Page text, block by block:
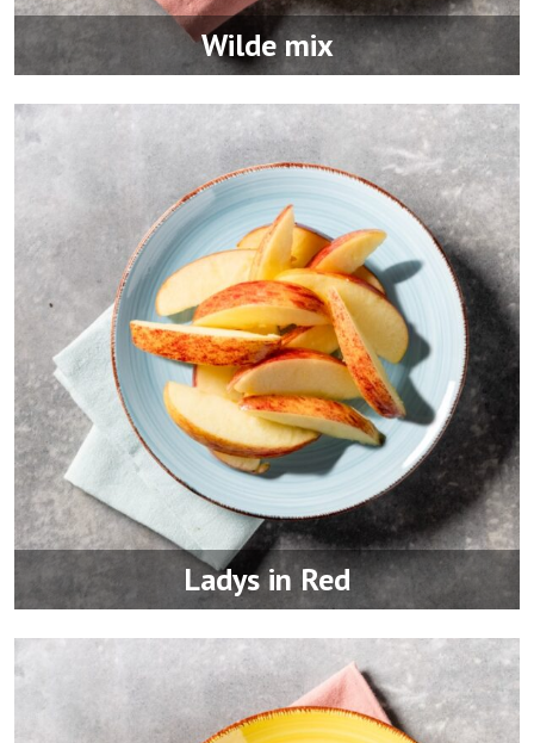
Wilde mix
Ladys in Red